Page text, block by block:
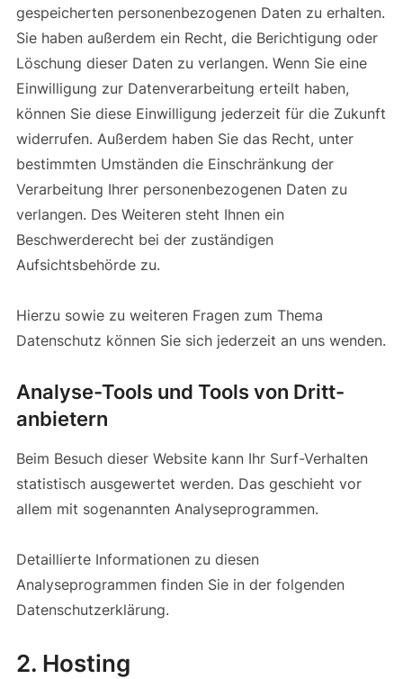
gespeicherten personenbezogenen Daten zu erhalten.
Sie haben außerdem ein Recht, die Berichtigung oder
Löschung dieser Daten zu verlangen. Wenn Sie eine
Einwilligung zur Datenverarbeitung erteilt haben,
können Sie diese Einwilligung jederzeit für die Zukunft
widerrufen. Außerdem haben Sie das Recht, unter
bestimmten Umständen die Einschränkung der
Verarbeitung Ihrer personenbezogenen Daten zu
verlangen. Des Weiteren steht Ihnen ein
Beschwerderecht bei der zuständigen
Aufsichtsbehörde zu.
Hierzu sowie zu weiteren Fragen zum Thema
Datenschutz können Sie sich jederzeit an uns wenden.
Analyse-Tools und Tools von Dritt­
anbietern
Beim Besuch dieser Website kann Ihr Surf-Verhalten
statistisch ausgewertet werden. Das geschieht vor
allem mit sogenannten Analyseprogrammen.
Detaillierte Informationen zu diesen
Analyseprogrammen finden Sie in der folgenden
Datenschutzerklärung.
2. Hosting